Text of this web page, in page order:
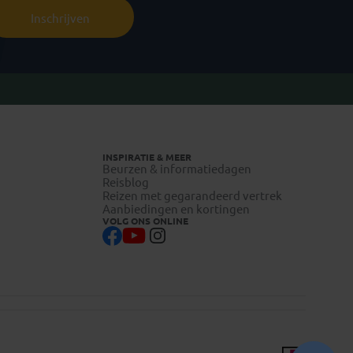
Inschrijven
INSPIRATIE & MEER
Beurzen & informatiedagen
Reisblog
Reizen met gegarandeerd vertrek
Aanbiedingen en kortingen
VOLG ONS ONLINE